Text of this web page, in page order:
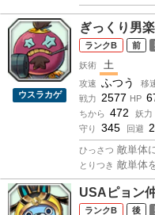
ウスラカゲ
ぎっくり男
B 前
妖術 土
攻速 ふつう 移
戦力 2577 HP
ちから 472 妖力
守り 345 回避
ひっさつ 敵単体
とりつき 敵単体
USAピョン
B 後